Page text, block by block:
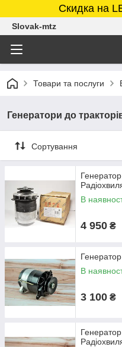
Скидка на
Slovak-mtz
Товари та послуги
Генератори до
Сортування
В
4 950 ₴
В
3 100 ₴